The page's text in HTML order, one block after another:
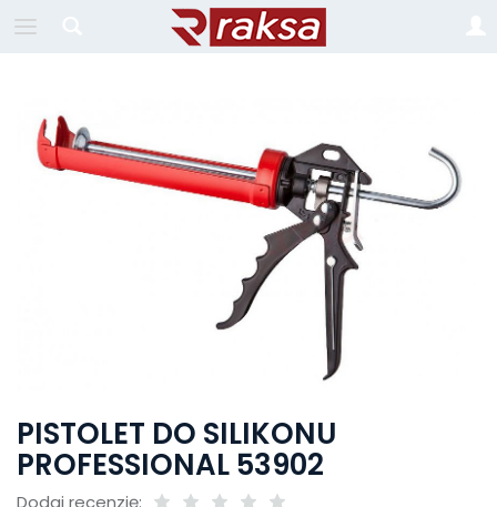
PISTOLET DO SILIKONU
PROFESSIONAL 53902
Dodaj recenzję: